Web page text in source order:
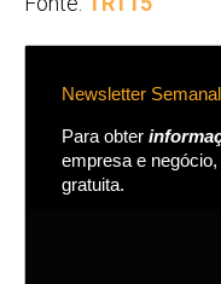
Newsletter Semanal
Para obter
empresa e
gratuita.